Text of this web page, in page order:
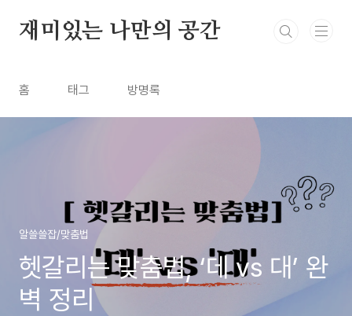
재미있는 나만의 공간
홈 태그 방명록
알쓸쓸잡/맞춤법
헷갈리는 맞춤법, ‘데 vs 대’ 완
벽 정리